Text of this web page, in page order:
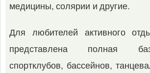
медицины, солярии и другие.
Для любителей активного
представлена полная
спортклубов, бассейнов,